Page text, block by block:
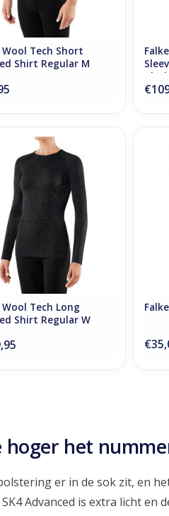
Wool Tech Short
Shirt Regular M
Black
Wool Tech Long Sleeved
Shirt Regular W Black
ADD TO CART
Wool Tech Long
Shirt Regular W
hoger het
er in de sok zit, en
Advanced is extra licht en